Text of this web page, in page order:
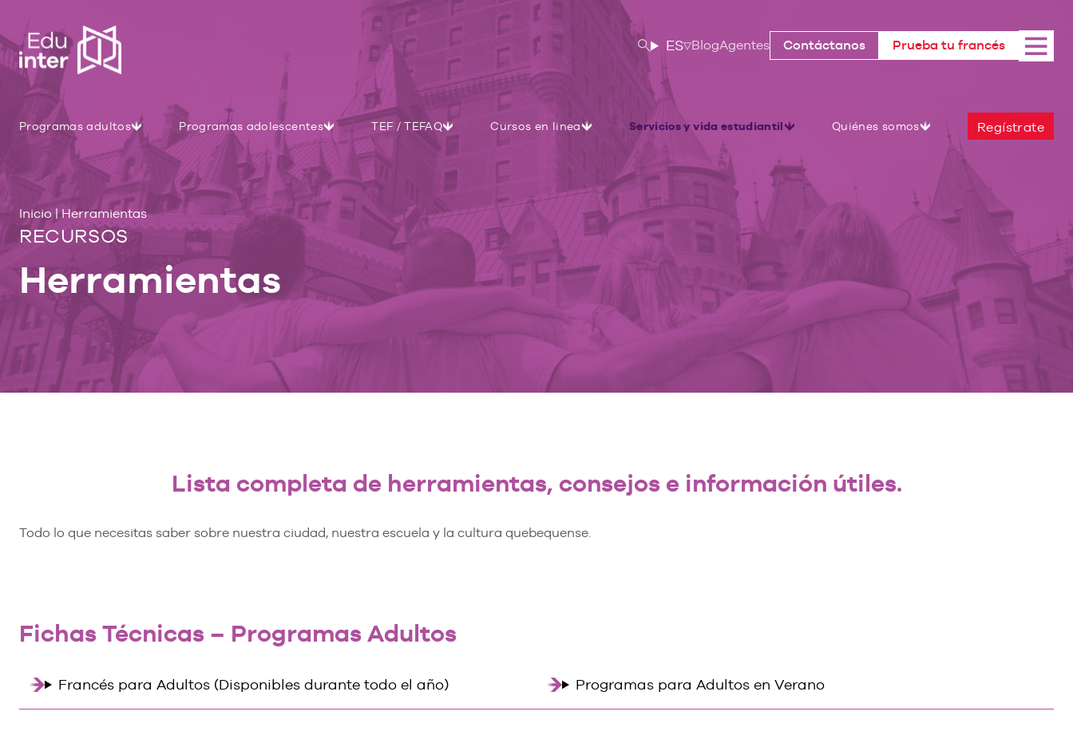
ES BlogAgentes Contáctanos Prueba tu francés
Programas adultos Programas adolescentes TEF / TEFAQ Cursos en linea Servicios y vida estudiantil Quiénes somos Regístrate
Inicio |Herramientas
RECURSOS
Herramientas
Lista completa de herramientas, consejos e información útiles.
Todo lo que necesitas saber sobre nuestra ciudad, nuestra escuela y la cultura quebequense.
Fichas Técnicas – Programas Adultos
Francés para Adultos (Disponibles durante todo el año) Programas para Adultos en Verano